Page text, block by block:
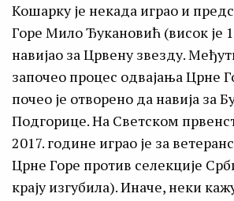
Кошарку је некада играо и
Горе Мило Ђукановић (висок је
навијао за Црвену звезду.
започео процес одвајања Црне
почео је отворено да навија за
Подгорице. На Светском
2017. године играо је за
Црне Горе против селекције
крају изгубила). Иначе, неки